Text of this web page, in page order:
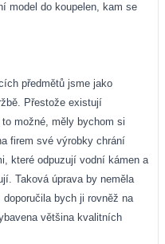
model do koupelen, kam se
předmětů jsme jako
Přestože existují
možné, měly bychom si
firem své výrobky chrání
které odpuzují vodní kámen a
Taková úprava by neměla
bych ji rovněž na
většina kvalitních